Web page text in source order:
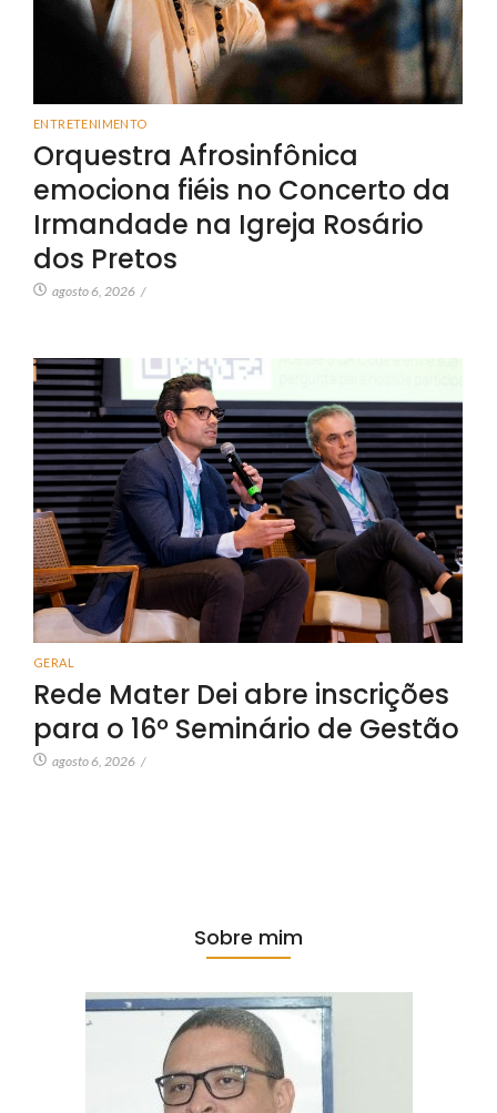
ENTRETENIMENTO
Orquestra Afrosinfônica
emociona fiéis no Concerto da
Irmandade na Igreja Rosário
dos Pretos
agosto 6, 2026 /
GERAL
Rede Mater Dei abre inscrições
para o 16º Seminário de Gestão
agosto 6, 2026 /
Sobre mim